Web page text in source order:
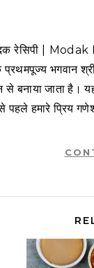
प्रथमपूज्य भगवान
से बनाया जाता
पहले हमारे प्रिय